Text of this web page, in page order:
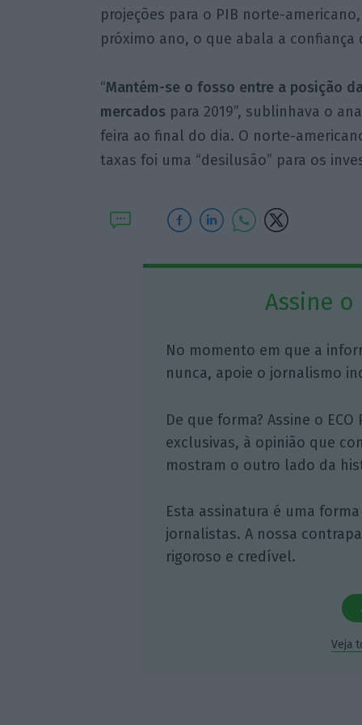
projeções para o PIB norte-
próximo ano, o que abala a confiança
“Mantém-se o fosso entre a posição
mercados para 2019”, sublinhava o
feira ao final do dia. O norte-
taxas foi uma “desilusão” para os
Assine o
No momento em que a
nunca, apoie o jornalismo
De que forma? Assine o
exclusivas, à opinião que
mostram o outro lado da
Esta assinatura é uma
jornalistas. A nossa
rigoroso e credível.
Veja